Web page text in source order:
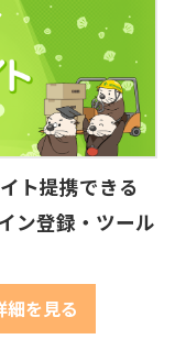
ト提携できる
ン登録・ツール
細を見る